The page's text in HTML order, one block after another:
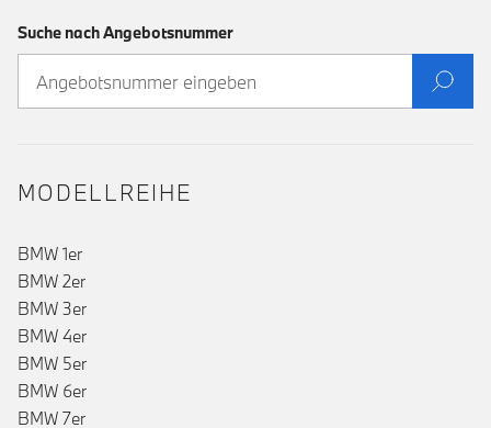
Suche nach Angebotsnummer
MODELLREIHE
BMW 1er
BMW 2er
BMW 3er
BMW 4er
BMW 5er
BMW 6er
BMW 7er